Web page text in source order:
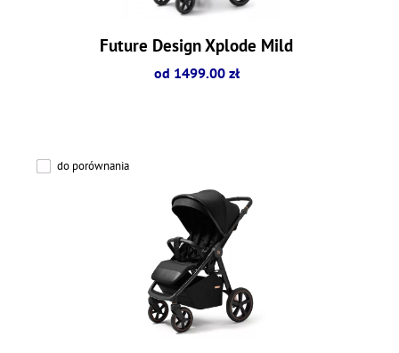
Future Design Xplode Mild
od 1499.00 zł
do porównania